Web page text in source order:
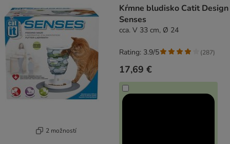
2 možností
Kŕmne bludisko Catit Design
Senses
cca. V 33 cm, Ø 24
17,69 €
Rating: 3.9/5 (287)